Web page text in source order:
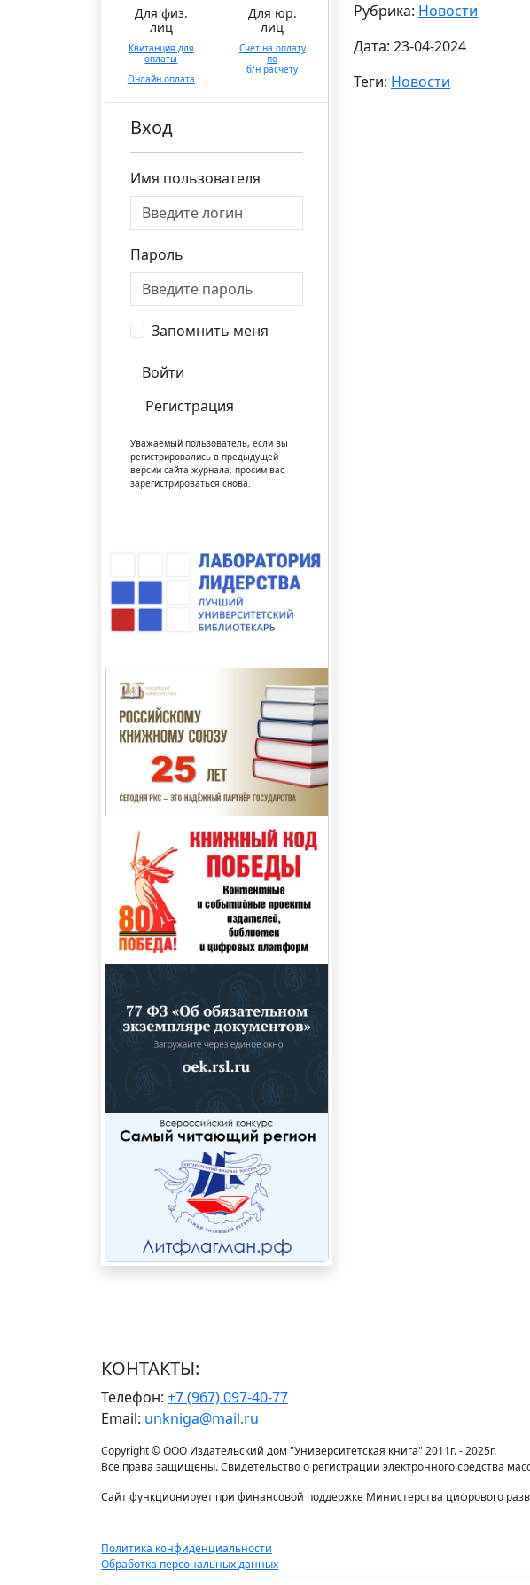
Для физ.
лиц
Квитанция для
оплаты
Онлайн оплата
Для юр.
лиц
Счет на оплату
по
б/н расчету
Вход
Имя пользователя
Пароль
Запомнить меня
Войти
Регистрация
Уважаемый пользователь, если вы
регистрировались в предыдущей
версии сайта журнала, просим вас
зарегистрироваться снова.
Рубрика: Новости
Дата: 23-04-2024
Теги: Новости
КОНТАКТЫ:
Телефон: +7 (967) 097-40-77
Email: unkniga@mail.ru
Copyright © ООО Издательский дом "Университетская книга" 2011г. - 2025г.
Все права защищены. Свидетельство о регистрации электронного средства
Сайт функционирует при финансовой поддержке Министерства цифрового
Политика конфиденциальности
Обработка персональных данных